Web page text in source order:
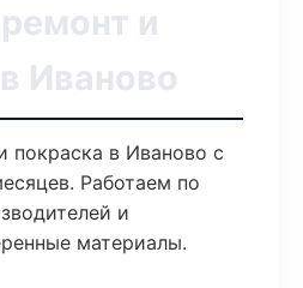
и
Иваново
покраска в Иваново с
Работаем по
и
материалы.